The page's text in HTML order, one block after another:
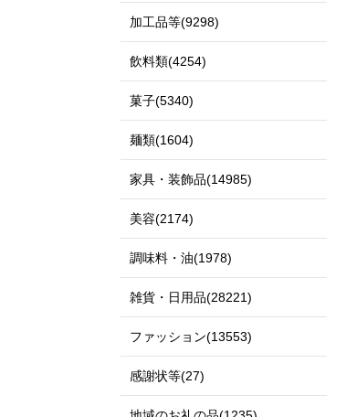
加工品等(9298)
飲料類(4254)
菓子(5340)
麺類(1604)
家具・装飾品(14985)
美容(2174)
調味料・油(1978)
雑貨・日用品(28221)
ファッション(13553)
感謝状等(27)